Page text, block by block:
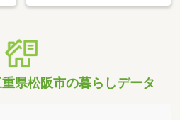
県松阪市の暮らしデータ